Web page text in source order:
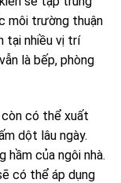
môi trường thuận
tại nhiều vị trí
là bếp, phòng
còn có thể xuất
dột lâu ngày.
hầm của ngôi nhà.
có thể áp dụng